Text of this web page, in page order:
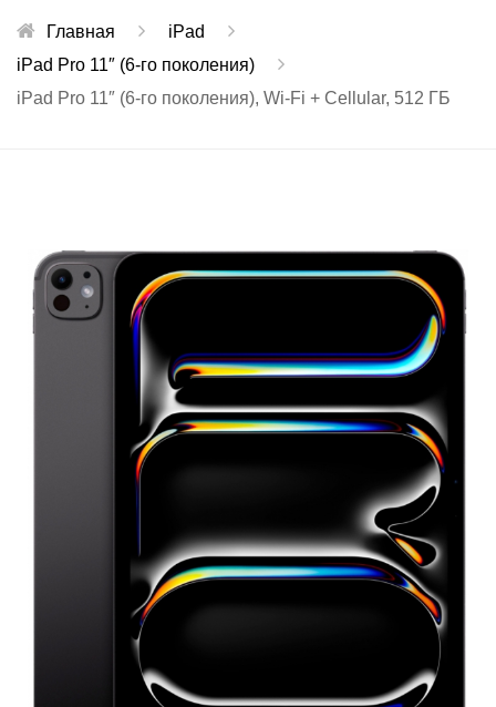
Главная
iPad
iPad Pro 11″ (6‑го поколения)
iPad Pro 11″ (6-го поколения), Wi-Fi + Cellular, 512 ГБ